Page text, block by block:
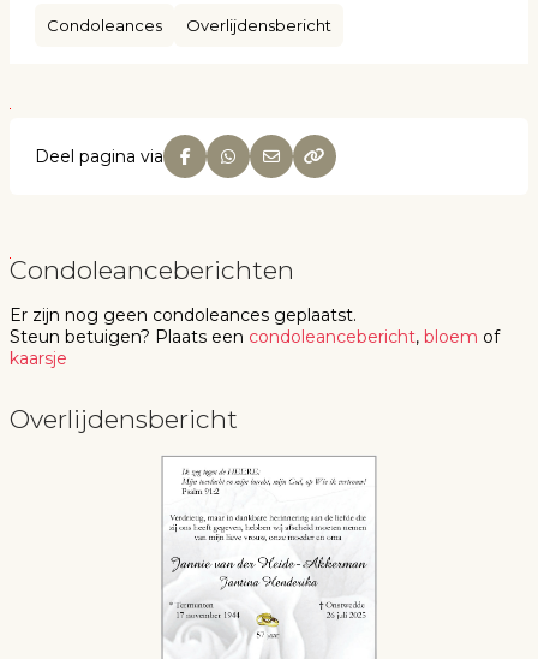
Condoleances Overlijdensbericht
Deel pagina via
Condoleanceberichten
Er zijn nog geen condoleances geplaatst.
Steun betuigen? Plaats een condoleancebericht, bloem of
kaarsje
Overlijdensbericht